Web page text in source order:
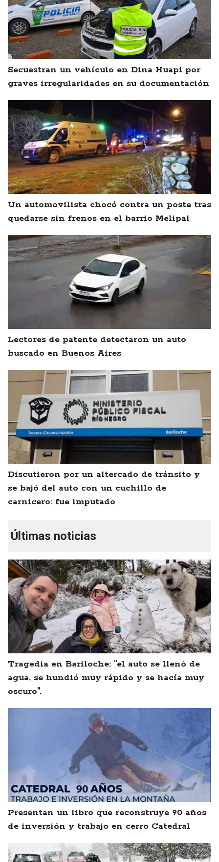
Secuestran un vehículo en Dina Huapi por
graves irregularidades en su documentación
Un automovilista chocó contra un poste tras
quedarse sin frenos en el barrio Melipal
Lectores de patente detectaron un auto
buscado en Buenos Aires
Discutieron por un altercado de tránsito y
se bajó del auto con un cuchillo de
carnicero: fue imputado
Últimas noticias
Tragedia en Bariloche: "el auto se llenó de
agua, se hundió muy rápido y se hacía muy
oscuro".
Presentan un libro que reconstruye 90 años
de inversión y trabajo en cerro Catedral